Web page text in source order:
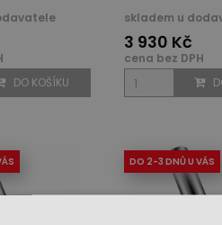
DO KOŠÍKU
skladem u
3 930 Kč
cena bez DPH
DO 2-3 DNŮ U VÁS